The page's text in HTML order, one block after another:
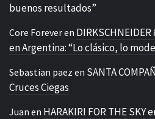
buenos resultados”
Core Foreveren DIRKSCHNEIDER
en Argentina: “Lo clásico, lo
Sebastian paez en SANTA
Cruces Ciegas
Juan en HARAKIRI FOR THE SKY